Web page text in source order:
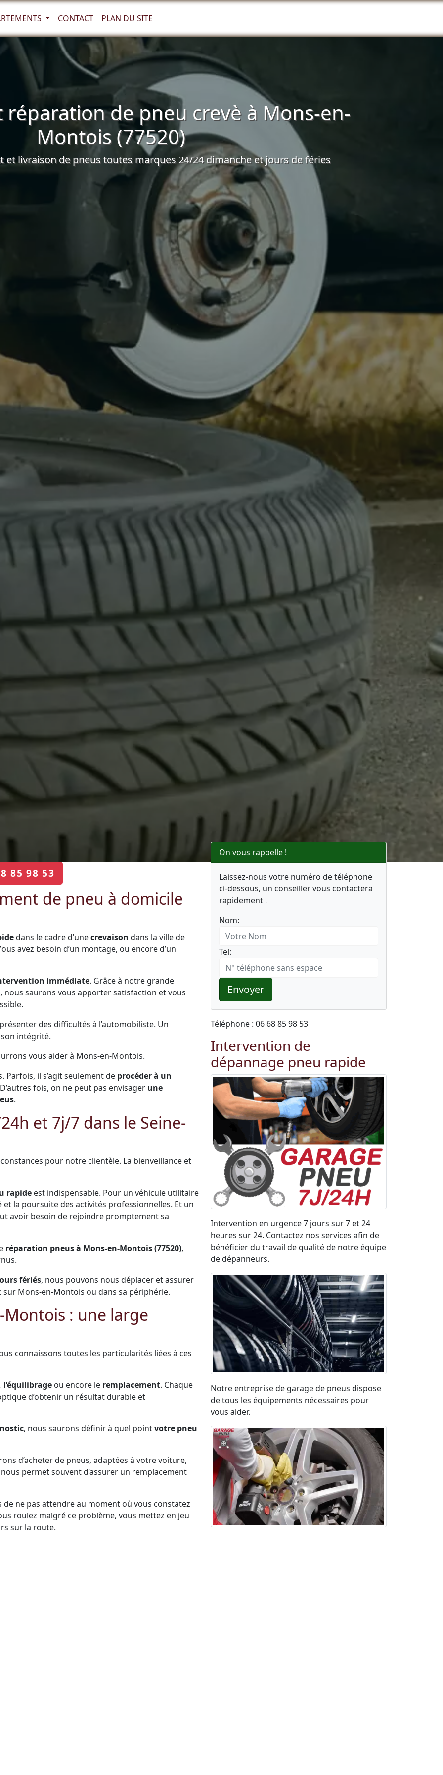
CONTACT PLAN DU SITE
de pneu crevè à Mons-en-
Montois (77520)
et livraison de pneus toutes marques 24/24 dimanche et jours de féries
85 98 53
de pneu à domicile
dans le cadre d’unecrevaison dans la ville de
avez besoin d’un montage, ou encore d’un
immédiate. Grâce à notre grande
nous saurons vous apporter satisfaction et vous
des difficultés à l’automobiliste. Un
intégrité.
vous aider à Mons-en-Montois.
Parfois, il s’agit seulement de procéder à un
fois, on ne peut pas envisager une
.
et 7j/7 dans le Seine-
pour notre clientèle. La bienveillance et
rapide est indispensable. Pour un véhicule utilitaire
la poursuite des activités professionnelles. Et un
avoir besoin de rejoindre promptement sa
réparation pneus à Mons-en-Montois (77520),
fériés, nous pouvons nous déplacer et assurer
Mons-en-Montois ou dans sa périphérie.
: une large
connaissons toutes les particularités liées à ces
ou encore le remplacement. Chaque
d’obtenir un résultat durable et
, nous saurons définir à quel pointvotre pneu
d’acheter de pneus, adaptées à votre voiture,
permet souvent d’assurer un remplacement
ne pas attendre au moment où vous constatez
roulez malgré ce problème, vous mettez en jeu
sur la route.
On vous rappelle !
Laissez-nous votre numéro de téléphone
ci-dessous, un conseiller vous contactera
rapidement !
Nom:
Tel:
Envoyer
Téléphone : 06 68 85 98 53
Intervention de
dépannage pneu rapide
Intervention en urgence 7 jours sur 7 et 24
heures sur 24. Contactez nos services afin de
bénéficier du travail de qualité de notre équipe
de dépanneurs.
Notre entreprise de garage de pneus dispose
de tous les équipements nécessaires pour
vous aider.